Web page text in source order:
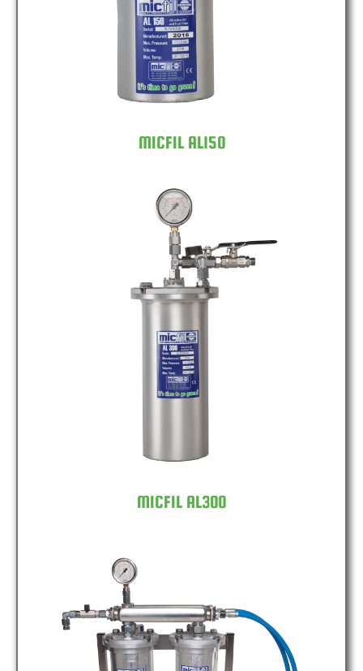
MICFIL AL150
MICFIL AL300
MICFIL AL300